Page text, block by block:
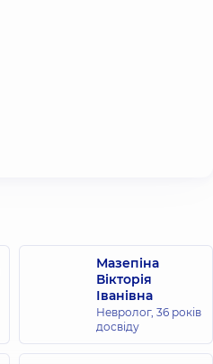
Мазепіна
Вікторія
Іванівна
Невролог, 36 років
досвіду